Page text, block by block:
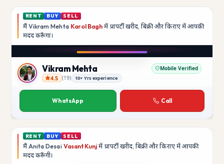
RENT BUY SELL
मैं Vikram Mehta Karol Bagh में प्रापर्टी खरीद, बिक्री और किराए में आपकी
मददकरूँगा।
Vikram Mehta
Vikram Mehta Mobile Verified
4.5 (19) 10+ Yrs experience
WhatsApp Call
RENT BUY SELL
मैं Anita Desai Vasant Kunj में प्रापर्टी खरीद, बिक्री और किराए में आपकी
मददकरूँगी।